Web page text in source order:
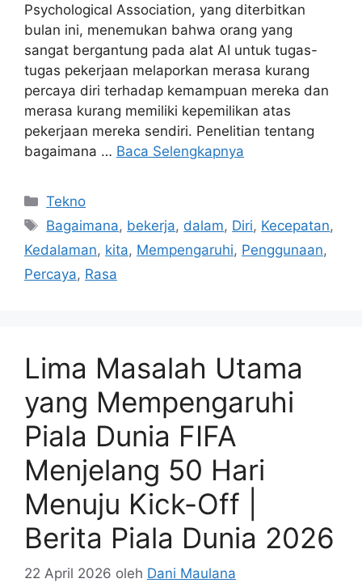
Psychological Association, yang diterbitkan
bulan ini, menemukan bahwa orang yang
sangat bergantung pada alat AI untuk tugas-
tugas pekerjaan melaporkan merasa kurang
percaya diri terhadap kemampuan mereka dan
merasa kurang memiliki kepemilikan atas
pekerjaan mereka sendiri. Penelitian tentang
bagaimana … Baca Selengkapnya
Kategori
Tekno
Tag
Bagaimana, bekerja, dalam, Diri, Kecepatan,
Kedalaman, kita, Mempengaruhi, Penggunaan,
Percaya, Rasa
Lima Masalah Utama
yang Mempengaruhi
Piala Dunia FIFA
Menjelang 50 Hari
Menuju Kick-Off |
Berita Piala Dunia 2026
22 April 2026 oleh Dani Maulana